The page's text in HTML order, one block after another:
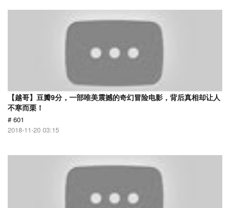
【越哥】豆瓣9分，一部唯美震撼的奇幻冒险电影，背后真相却让人
不寒而栗！
# 601
2018-11-20 03:15